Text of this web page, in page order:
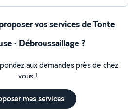
vos services de Tonte
- Débroussaillage ?
aux demandes près de chez
vous !
mes services